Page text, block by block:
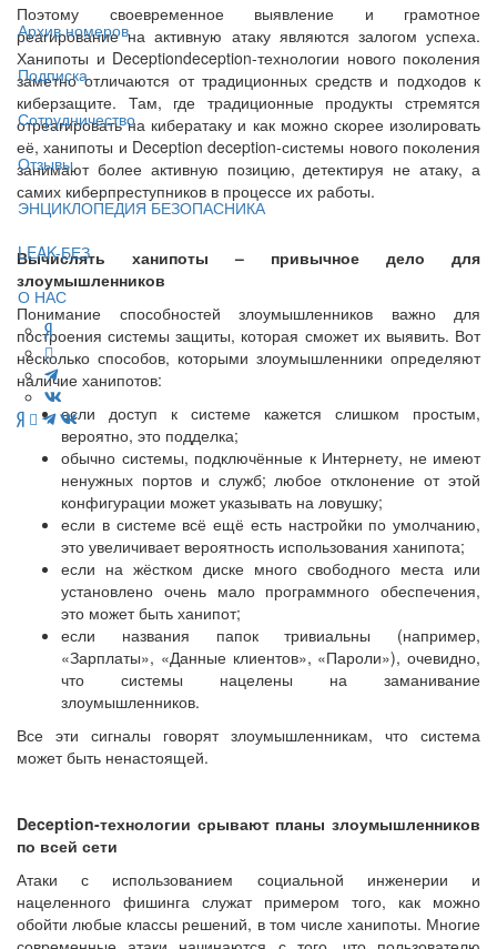
Архив номеров
Подписка
Сотрудничество
Отзывы
ЭНЦИКЛОПЕДИЯ БЕЗОПАСНИКА
LEAK-БЕЗ
О НАС
Поэтому своевременное выявление и грамотное
реагирование на активную атаку являются залогом успеха.
Ханипоты и Deceptiondeception-технологии нового поколения
заметно отличаются от традиционных средств и подходов к
киберзащите. Там, где традиционные продукты стремятся
отреагировать на кибератаку и как можно скорее изолировать
её, ханипоты и Deception deception-системы нового поколения
занимают более активную позицию, детектируя не атаку, а
самих киберпреступников в процессе их работы.
Вычислять ханипоты – привычное дело для
злоумышленников
Понимание способностей злоумышленников важно для
построения системы защиты, которая сможет их выявить. Вот
несколько способов, которыми злоумышленники определяют
наличие ханипотов:
если доступ к системе кажется слишком простым,
вероятно, это подделка;
обычно системы, подключённые к Интернету, не имеют
ненужных портов и служб; любое отклонение от этой
конфигурации может указывать на ловушку;
если в системе всё ещё есть настройки по умолчанию,
это увеличивает вероятность использования ханипота;
если на жёстком диске много свободного места или
установлено очень мало программного обеспечения,
это может быть ханипот;
если названия папок тривиальны (например,
«Зарплаты», «Данные клиентов», «Пароли»), очевидно,
что системы нацелены на заманивание
злоумышленников.
Все эти сигналы говорят злоумышленникам, что система
может быть ненастоящей.
Deception-технологии срывают планы злоумышленников
по всей сети
Атаки с использованием социальной инженерии и
нацеленного фишинга служат примером того, как можно
обойти любые классы решений, в том числе ханипоты. Многие